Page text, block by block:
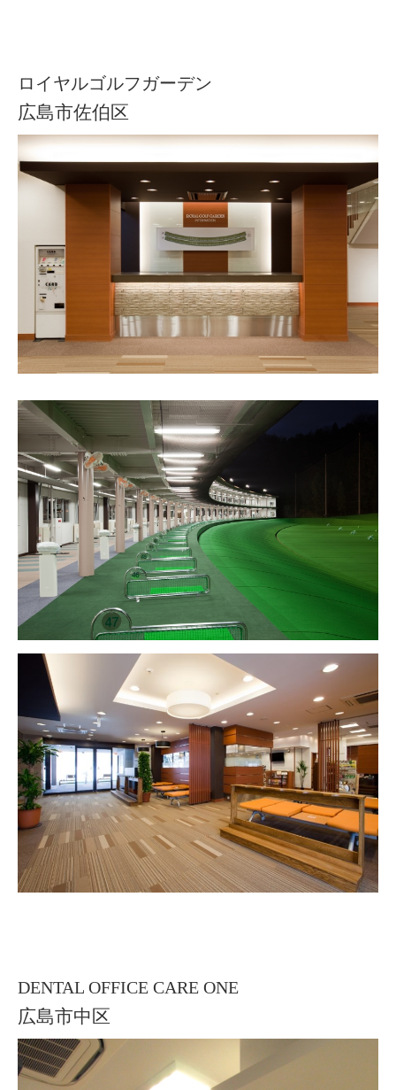
ロイヤルゴルフガーデン
広島市佐伯区
DENTAL OFFICE CARE ONE
広島市中区